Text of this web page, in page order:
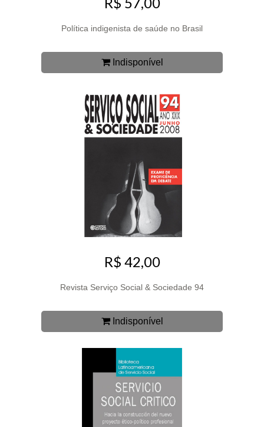
Política indigenista de saúde no Brasil
Indisponível
R$ 42,00
Revista Serviço Social & Sociedade 94
Indisponível